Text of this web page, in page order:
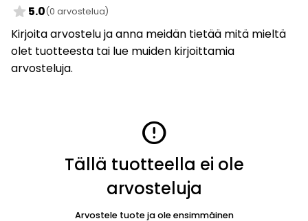
star 5.0(0 arvostelua)
Kirjoita arvostelu ja anna meidän tietää mitä mieltä
olet tuotteesta tai lue muiden kirjoittamia
arvosteluja.
error
Tällä tuotteella ei ole
arvosteluja
Arvostele tuote ja ole ensimmäinen